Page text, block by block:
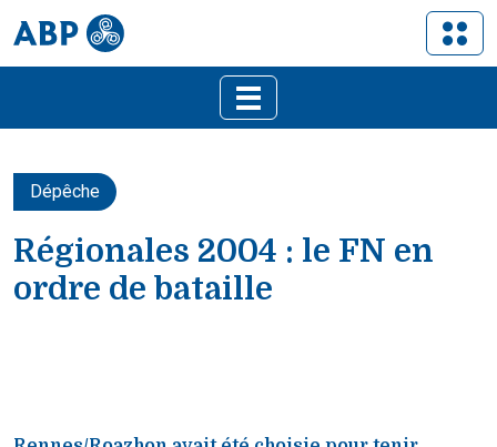
Dépêche
Régionales 2004 : le FN en
ordre de bataille